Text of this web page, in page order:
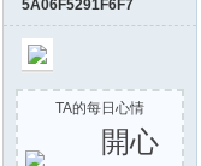
5A06F5291F6F7
TA的每日心情
開心